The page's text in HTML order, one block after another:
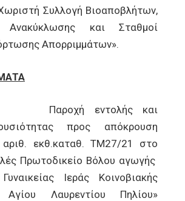
Συλλογή Βιοαποβλήτων,
Ανακύκλωσης και Σταθμοί
Απορριμμάτων».
εντολής και
προς απόκρουση
εκθ.καταθ. ΤΜ27/21 στο
Πρωτοδικείο Βόλου αγωγής
Ιεράς Κοινοβιακής
Λαυρεντίου Πηλίου»